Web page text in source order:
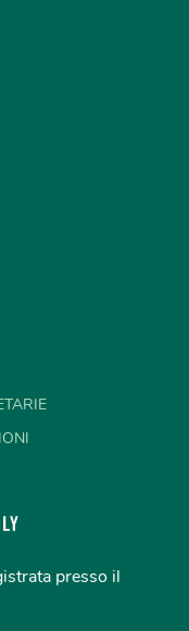
presso il